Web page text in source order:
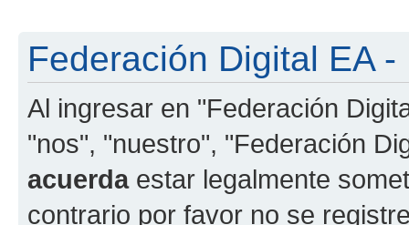
Federación Digital EA -
Al ingresar en "Federación
"nos", "nuestro", "Federación
acuerdaestar legalmente
contrario por favor no se